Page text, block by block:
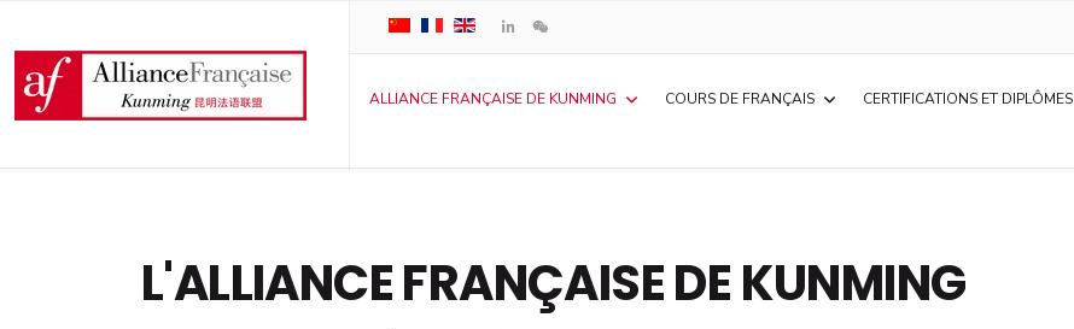
ALLIANCE FRANÇAISE DE KUNMING COURS DE FRANÇAIS CERTIFICATIONS ET DIPLÔMES
L'ALLIANCE FRANÇAISE DE KUNMING